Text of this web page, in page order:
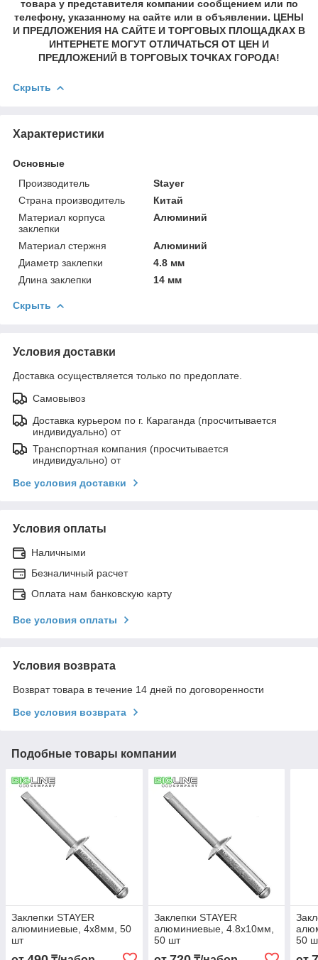
товара у представителя компании сообщением или по
телефону, указанному на сайте или в объявлении. ЦЕНЫ
И ПРЕДЛОЖЕНИЯ НА САЙТЕ И ТОРГОВЫХ ПЛОЩАДКАХ В
ИНТЕРНЕТЕ МОГУТ ОТЛИЧАТЬСЯ ОТ ЦЕН И
ПРЕДЛОЖЕНИЙ В ТОРГОВЫХ ТОЧКАХ ГОРОДА!
Скрыть
Характеристики
Основные
Производитель
Stayer
Страна производитель
Китай
Материал корпуса
заклепки
Алюминий
Материал стержня
Алюминий
Диаметр заклепки
4.8 мм
Длина заклепки
14 мм
Скрыть
Условия доставки
Доставка осуществляется только по предоплате.
Самовывоз
Доставка курьером по г. Караганда (просчитывается
индивидуально) от
Транспортная компания (просчитывается
индивидуально) от
Все условия доставки
Условия оплаты
Наличными
Безналичный расчет
Оплата нам банковскую карту
Все условия оплаты
Условия возврата
Возврат товара в течение 14 дней по договоренности
Все условия возврата
Подобные товары компании
Заклепки STAYER
алюминиевые, 4х8мм, 50
шт
Заклепки STAYER
алюминиевые, 4.8х10мм,
50 шт
50